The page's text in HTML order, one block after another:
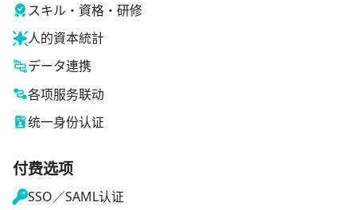
スキル・資格・研修
人的資本統計
データ連携
各项服务联动
统一身份认证
付费选项
SSO／SAML认证